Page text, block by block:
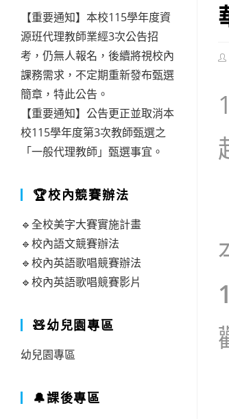
【重要通知】本校115學年度資
源班代理教師業經3次公告招
考，仍無人報名，後續將視校內
課務需求，不定期重新發布甄選
簡章，特此公告。
【重要通知】公告更正並取消本
校115學年度第3次教師甄選之
「一般代理教師」甄選事宜。
🏆校內競賽辦法
🔹全校美字大賽實施計畫
🔹校內語文競賽辦法
🔹校內英語歌唱競賽辦法
🔹校內英語歌唱競賽影片
🧸幼兒園專區
幼兒園專區
🔔課後專區